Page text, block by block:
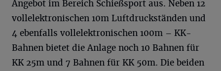
Angebot im Bereich Schießsport aus. Neben 12
vollelektronischen 10m Luftdruckständen und
4 ebenfalls vollelektronischen 100m – KK-
Bahnen bietet die Anlage noch 10 Bahnen für
KK 25m und 7 Bahnen für KK 50m. Die beiden